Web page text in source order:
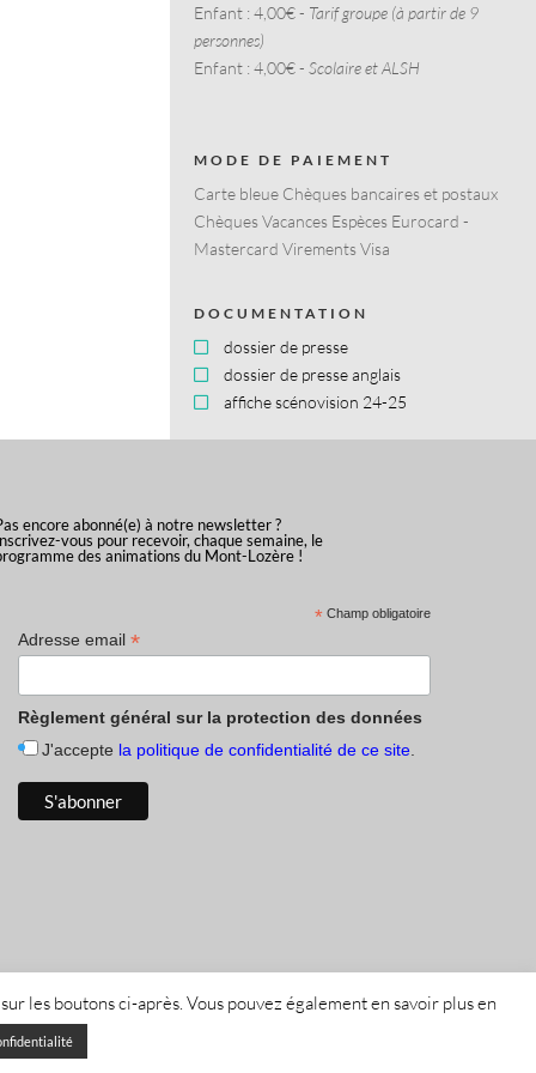
Enfant :4,00€ - Tarif groupe (à partir de 9
personnes)
Enfant :4,00€ -Scolaire et ALSH
MODE DE PAIEMENT
Carte bleue Chèques bancaires et postaux
Chèques Vacances Espèces Eurocard -
Mastercard Virements Visa
DOCUMENTATION
dossier de presse
dossier de presse anglais
affiche scénovision 24-25
encore abonné(e) à notre newsletter ?
vous pour recevoir, chaque semaine, le
des animations du Mont-Lozère !
* Champ obligatoire
Adresse email *
Règlement général sur la protection des données
J'accepte la politique de confidentialité de ce site.
les boutons ci-après. Vous pouvez également en savoir plus en